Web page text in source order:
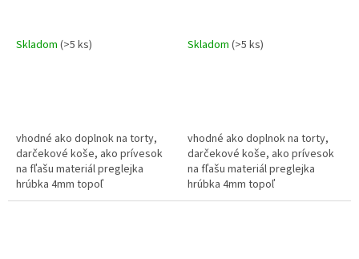
Skladom (>5 ks)
vhodné ako doplnok na torty,
darčekové koše, ako prívesok
na fľašu materiál preglejka
hrúbka 4mm topoľ
Skladom (>5 ks)
vhodné ako doplnok na torty,
darčekové koše, ako prívesok
na fľašu materiál preglejka
hrúbka 4mm topoľ